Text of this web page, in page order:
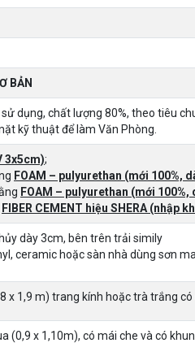
BẢN
dụng, chất lượng 80%, theo tiêu
kỹ thuật để làm Văn Phòng.
3x5cm);
FOAM – pulyurethan (mới 100%,
FOAM – pulyurethan (mới 100%,
FIBER CEMENT hiệu SHERA (nhập
dày 3cm, bên trên trải simily
ceramic hoặc sàn nhà dùng sơn
x 1,9 m) trang kính hoặc trà trắng
(0,9 x 1,10m), có mái che và có